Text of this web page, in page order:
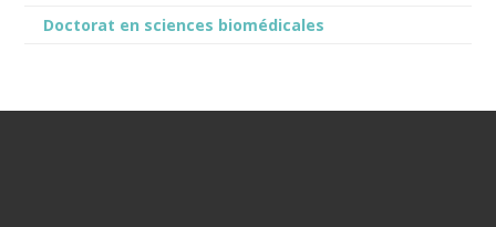
Doctorat en sciences biomédicales